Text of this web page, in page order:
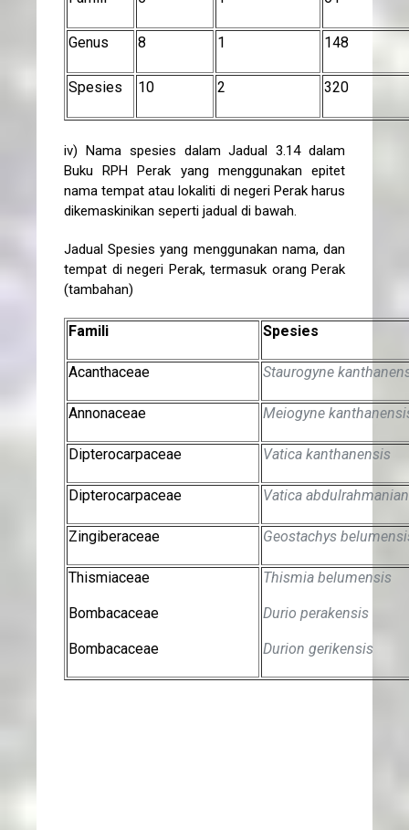
Genus 8 1 148
Spesies 10 2 320
iv) Nama spesies dalam Jadual 3.14 dalam
Buku RPH Perak yang menggunakan epitet
nama tempat atau lokaliti di negeri Perak harus
dikemaskinikan seperti jadual di bawah.
Jadual Spesies yang menggunakan nama, dan
tempat di negeri Perak, termasuk orang Perak
(tambahan)
Famili Spesies
Acanthaceae Staurogyne
Annonaceae Meiogyne
Dipterocarpaceae Vatica kanthanensis
Dipterocarpaceae Vatica
Zingiberaceae Geostachys
Thismiaceae
Bombacaceae
Bombacaceae
Thismia belumensis
Durio perakensis
Durion gerikensis